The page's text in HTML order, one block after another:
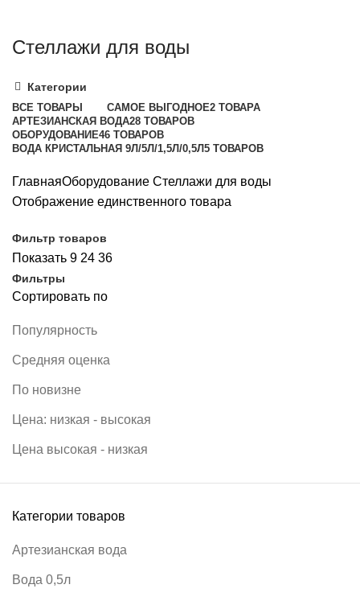
Стеллажи для воды
Категории
ВСЕ ТОВАРЫ САМОЕ ВЫГОДНОЕ2 ТОВАРА
АРТЕЗИАНСКАЯ ВОДА28 ТОВАРОВ
ОБОРУДОВАНИЕ46 ТОВАРОВ
ВОДА КРИСТАЛЬНАЯ 9Л/5Л/1,5Л/0,5Л5 ТОВАРОВ
ГлавнаяОборудование Стеллажи для воды
Отображение единственного товара
Фильтр товаров
Показать 9 24 36
Фильтры
Сортировать по
Популярность
Средняя оценка
По новизне
Цена: низкая - высокая
Цена высокая - низкая
Категории товаров
Артезианская вода
Вода 0,5л